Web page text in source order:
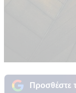
Προσθέστε